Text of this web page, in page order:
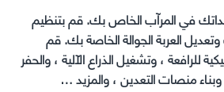
في المرآب الخاص بك. قم بتنظيم
العربة الجوالة الخاصة بك. قم
للرافعة ، وتشغيل الذراع الآلية ، والحفر
وبناء منصات التعدين ، والمزيد …